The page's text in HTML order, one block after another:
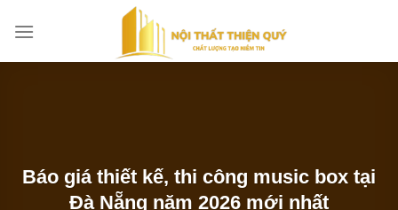
qua
Báo giá thiết kế, thi công music box tại
Đà Nẵng năm 2026 mới nhất